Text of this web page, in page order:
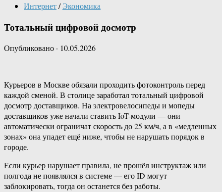
Интернет/ Экономика
Тотальный цифровой досмотр
Опубликовано · 10.05.2026
Курьеров в Москве обязали проходить фотоконтроль перед
каждой сменой. В столице заработал тотальный цифровой
досмотр доставщиков. На электровелосипеды и мопеды
доставщиков уже начали ставить IoT-модули — они
автоматически ограничат скорость до 25 км/ч, а в «медленных
зонах» она упадет ещё ниже, чтобы не нарушать порядок в
городе.
Если курьер нарушает правила, не прошёл инструктаж или
полгода не появлялся в системе — его ID могут
заблокировать, тогда он останется без работы.